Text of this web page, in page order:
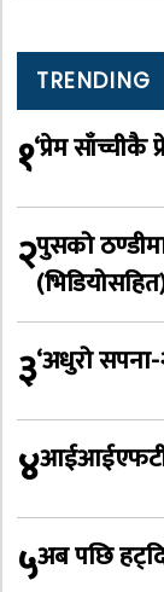
TRENDING
१‘प्रेम साँच्चीकै
२पुसको
३‘अधुरो सपना-
४
५अब पछि